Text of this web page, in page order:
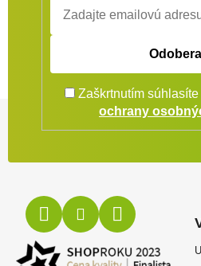
Zaškrtnutím súhlasíte
ochrany